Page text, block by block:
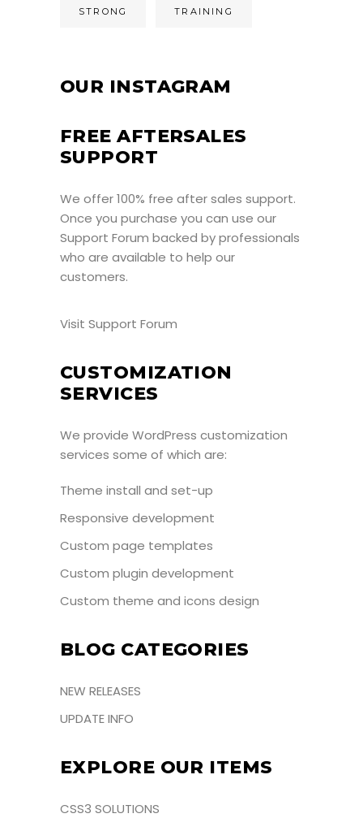
STRONG TRAINING
OUR INSTAGRAM
FREE AFTERSALES
SUPPORT
We offer 100% free after sales support.
Once you purchase you can use our
Support Forum backed by professionals
who are available to help our
customers.
Visit Support Forum
CUSTOMIZATION
SERVICES
We provide WordPress customization
services some of which are:
Theme install and set-up
Responsive development
Custom page templates
Custom plugin development
Custom theme and icons design
BLOG CATEGORIES
NEW RELEASES
UPDATE INFO
EXPLORE OUR ITEMS
CSS3 SOLUTIONS